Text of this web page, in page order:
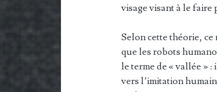
visage visant à le faire
Selon cette théorie, ce
que les robots
le terme de « vallée »
vers l’imitation